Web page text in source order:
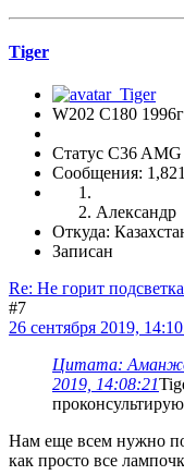
Tiger
W202 C180
Статус C36 AMG
Сообщения: 1,821
Александр
Откуда:
Записан
Re: Не горит
#7
26 сентября 2019,
Цитата:
2019, 14:08:21
Нам еще всем нужно
как просто все